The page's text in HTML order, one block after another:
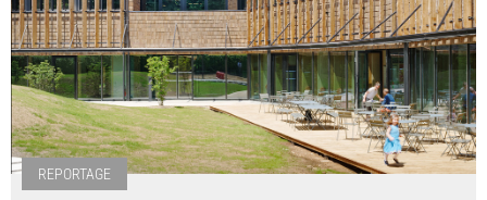
REPORTAGE